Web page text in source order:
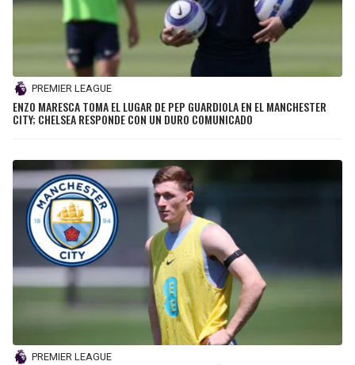
PREMIER LEAGUE
ENZO MARESCA TOMA EL LUGAR DE PEP GUARDIOLA EN EL MANCHESTER
CITY; CHELSEA RESPONDE CON UN DURO COMUNICADO
PREMIER LEAGUE